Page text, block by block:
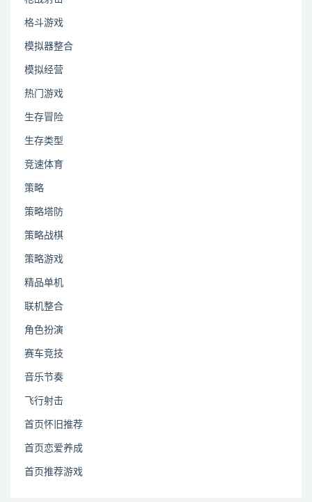
格斗游戏
模拟器整合
模拟经营
热门游戏
生存冒险
生存类型
竞速体育
策略
策略塔防
策略战棋
策略游戏
精品单机
联机整合
角色扮演
赛车竞技
音乐节奏
飞行射击
首页怀旧推荐
首页恋爱养成
首页推荐游戏